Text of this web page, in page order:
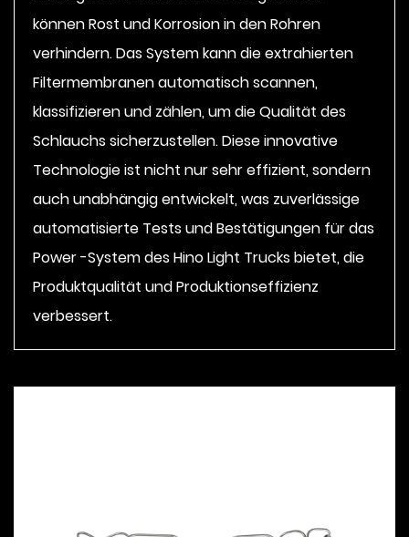
können Rost und Korrosion in den Rohren
verhindern. Das System kann die extrahierten
Filtermembranen automatisch scannen,
klassifizieren und zählen, um die Qualität des
Schlauchs sicherzustellen. Diese innovative
Technologie ist nicht nur sehr effizient, sondern
auch unabhängig entwickelt, was zuverlässige
automatisierte Tests und Bestätigungen für das
Power -System des Hino Light Trucks bietet, die
Produktqualität und Produktionseffizienz
verbessert.